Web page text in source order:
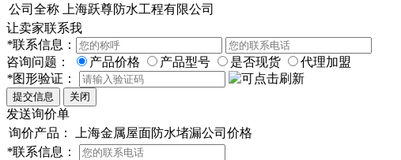
公司全称
上海跃尊防水工程有限公司
让卖家联系我
*联系信息：
咨询问题：
产品价格 产品型号 是否现货
代理加盟
*图形验证：
发送询价单
询价产品：
上海金属屋面防水堵漏公司价格
*联系信息：